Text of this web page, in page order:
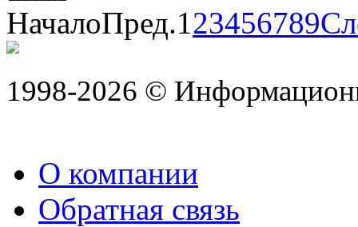
НачалоПред.123456789
1998-2026 ©
О компании
Обратная связь